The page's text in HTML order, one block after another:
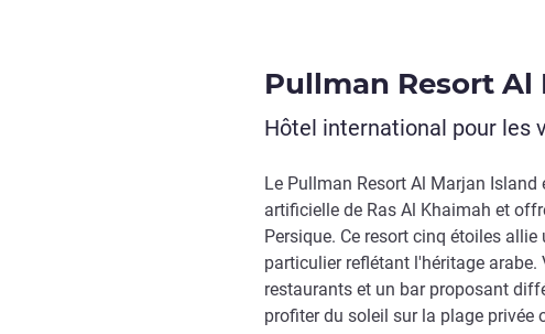
Pullman Resort Al
Hôtel international pour les
Le Pullman Resort Al Marjan Island
artificielle de Ras Al Khaimah et
Persique. Ce resort cinq étoiles
particulier reflétant l'héritage
restaurants et un bar proposant
profiter du soleil sur la plage privée